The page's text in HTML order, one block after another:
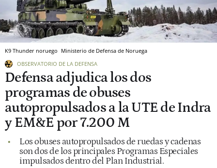
K9 Thunder noruego Ministerio de Defensa de Noruega
OBSERVATORIO DE LA DEFENSA
Defensa adjudica los dos
programas de obuses
autopropulsados a la UTE de Indra
y EM&E por 7.200 M
Los obuses autopropulsados de ruedas y cadenas
son dos de los principales Programas Especiales
impulsados dentro del Plan Industrial.